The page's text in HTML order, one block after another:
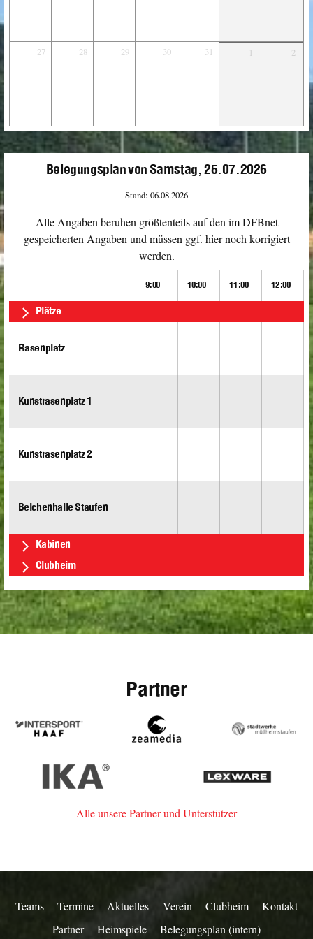
27 28 29 30 31 1 2
Belegungsplan von Samstag, 25.07.2026
Stand: 06.08.2026
Alle Angaben beruhen größtenteils auf den im DFBnet
gespeicherten Angaben und müssen ggf. hier noch korrigiert
werden.
9:00 10:00 11:00 12:00
Plätze
Rasenplatz
Kunstrasenplatz 1
Kunstrasenplatz 2
Belchenhalle Staufen
Kabinen
Clubheim
Partner
Intersport
Haaf
zeamedia,
Werbeagentur
Müllheim-
IKA
Alle unsere Partner und Unterstützer
Teams Termine Aktuelles Verein Clubheim
Kontakt
Partner
Heimspiele Belegungsplan (intern)